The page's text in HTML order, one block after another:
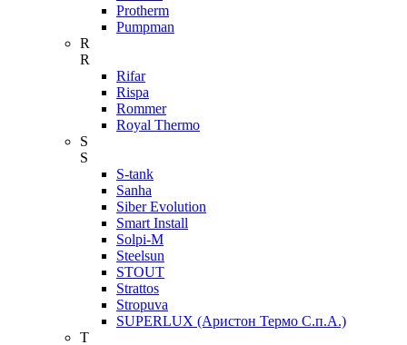
Protherm
Pumpman
R
R
Rifar
Rispa
Rommer
Royal Thermo
S
S
S-tank
Sanha
Siber Evolution
Smart Install
Solpi-M
Steelsun
STOUT
Strattos
Stropuva
SUPERLUX (Аристон Термо С.п.А.)
T